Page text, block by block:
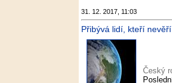
31. 12. 2017, 11:03
Přibývá lidí, kteří
Český